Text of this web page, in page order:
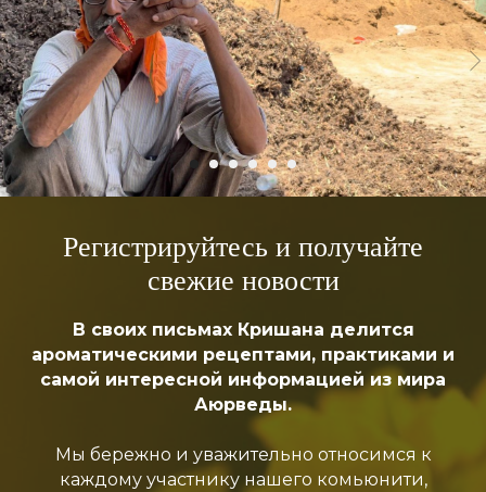
Регистрируйтесь и получайте
свежие новости
В своих письмах Кришана делится
ароматическими рецептами, практиками и
самой интересной информацией из мира
Аюрведы.
Мы бережно и уважительно относимся к
каждому участнику нашего комьюнити,